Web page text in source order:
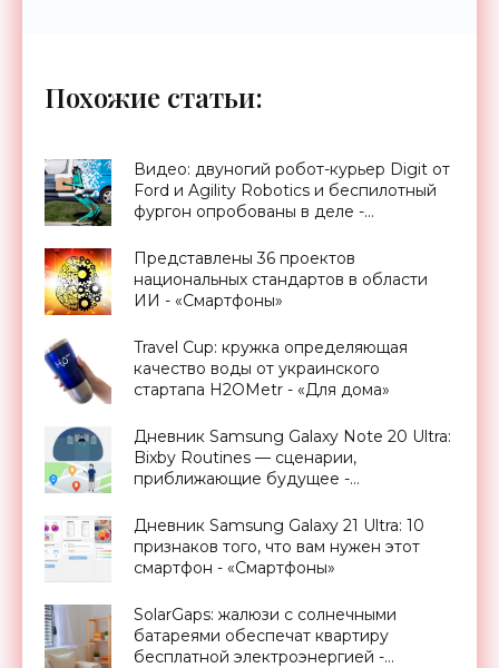
Похожие статьи:
Видео: двуногий робот-курьер Digit от
Ford и Agility Robotics и беспилотный
фургон опробованы в деле -
Представлены 36 проектов
национальных стандартов в области
ИИ - «Смартфоны»
Travel Cup: кружка определяющая
качество воды от украинского
стартапа H2OMetr - «Для дома»
Дневник Samsung Galaxy Note 20 Ultra:
Bixby Routines — сценарии,
приближающие будущее -
Дневник Samsung Galaxy 21 Ultra: 10
признаков того, что вам нужен этот
смартфон - «Смартфоны»
SolarGaps: жалюзи с солнечными
батареями обеспечат квартиру
бесплатной электроэнергией -